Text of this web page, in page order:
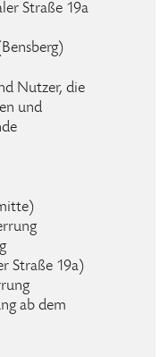
Straße 19a
Nutzer, die
und
Straße 19a)
ab dem